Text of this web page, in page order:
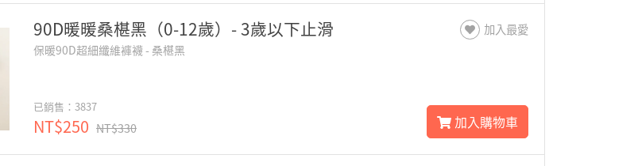
90D暖暖桑椹黑（0-12歲）- 3歲以下止滑
保暖90D超細纖維褲襪 - 桑椹黑
已銷售：3837
NT$250 NT$330
加入最愛
加入購物車